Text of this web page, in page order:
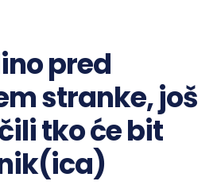
pred
stranke, još
tko će bit